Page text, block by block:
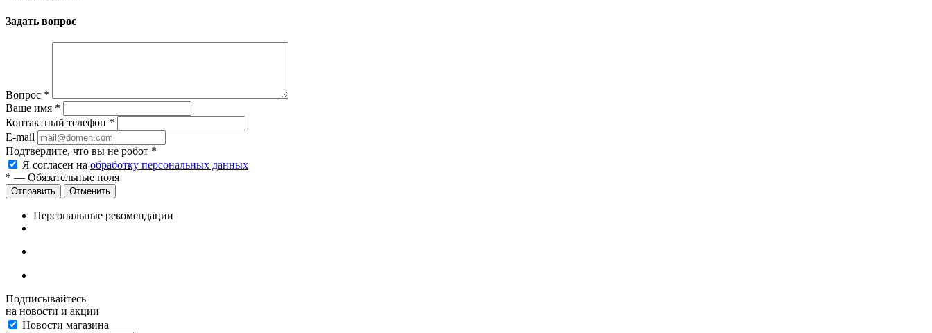
Задать вопрос
Вопрос *
Ваше имя *
Контактный телефон *
E-mail
Подтвердите, что вы не робот *
Я согласен на обработку персональных данных
* — Обязательные поля
Отменить
Персональные рекомендации
Подписывайтесь
на новости и акции
Новости магазина